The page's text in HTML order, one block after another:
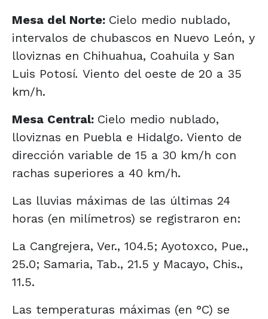
Mesa del Norte: Cielo medio nublado,
intervalos de chubascos en Nuevo León, y
lloviznas en Chihuahua, Coahuila y San
Luis Potosí. Viento del oeste de 20 a 35
km/h.
Mesa Central: Cielo medio nublado,
lloviznas en Puebla e Hidalgo. Viento de
dirección variable de 15 a 30 km/h con
rachas superiores a 40 km/h.
Las lluvias máximas de las últimas 24
horas (en milímetros) se registraron en:
La Cangrejera, Ver., 104.5; Ayotoxco, Pue.,
25.0; Samaria, Tab., 21.5 y Macayo, Chis.,
11.5.
Las temperaturas máximas (en °C) se